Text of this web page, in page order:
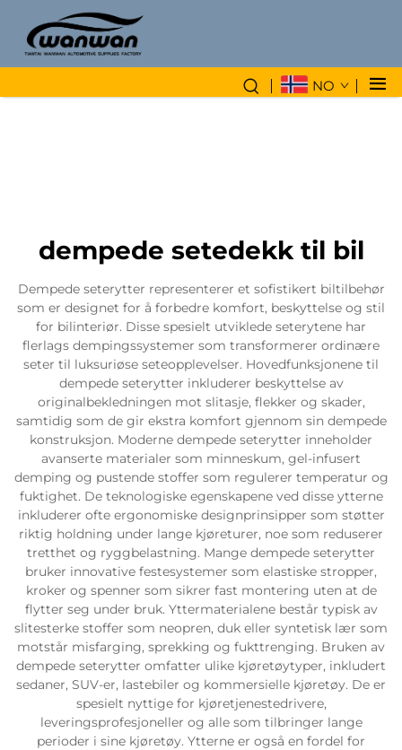
NO
dempede setedekk til bil
Dempede seterytter representerer et sofistikert biltilbehør
som er designet for å forbedre komfort, beskyttelse og stil
for bilinteriør. Disse spesielt utviklede seterytene har
flerlags dempingssystemer som transformerer ordinære
seter til luksuriøse seteopplevelser. Hovedfunksjonene til
dempede seterytter inkluderer beskyttelse av
originalbekledningen mot slitasje, flekker og skader,
samtidig som de gir ekstra komfort gjennom sin dempede
konstruksjon. Moderne dempede seterytter inneholder
avanserte materialer som minneskum, gel-infusert
demping og pustende stoffer som regulerer temperatur og
fuktighet. De teknologiske egenskapene ved disse ytterne
inkluderer ofte ergonomiske designprinsipper som støtter
riktig holdning under lange kjøreturer, noe som reduserer
tretthet og ryggbelastning. Mange dempede seterytter
bruker innovative festesystemer som elastiske stropper,
kroker og spenner som sikrer fast montering uten at de
flytter seg under bruk. Yttermaterialene består typisk av
slitesterke stoffer som neopren, duk eller syntetisk lær som
motstår misfarging, sprekking og fukttrenging. Bruken av
dempede seterytter omfatter ulike kjøretøytyper, inkludert
sedaner, SUV-er, lastebiler og kommersielle kjøretøy. De er
spesielt nyttige for kjøretjenestedrivere,
leveringsprofesjoneller og alle som tilbringer lange
perioder i sine kjøretøy. Ytterne er også en fordel for